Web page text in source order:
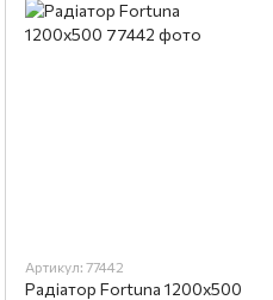
Артикул: 77442
Радіатор Fortuna 1200x500